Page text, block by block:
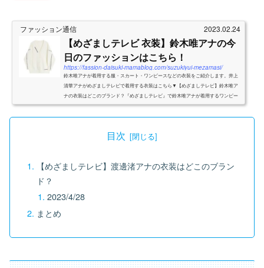
ファッション通信 2023.02.24
【めざましテレビ 衣装】鈴木唯アナの今
日のファッションはこちら！
https://fassion-daisuki-mamablog.com/suzukiyui-mezamasi/
鈴木唯アナが着用する服・スカート・ワンピースなどの衣装をご紹介します。井上
清華アナがめざましテレビで着用する衣装はこちら▼【めざましテレビ】鈴木唯ア
ナの衣装はどこのブランド？『めざましテレビ』で鈴木唯アナが着用するワンピー
スやブラウスなどの衣装をご...
目次
【めざましテレビ】渡邊渚アナの衣装はどこのブラン
ド？
2023/4/28
まとめ